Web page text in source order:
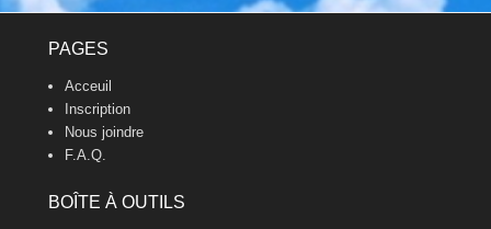
PAGES
Acceuil
Inscription
Nous joindre
F.A.Q.
BOÎTE À OUTILS